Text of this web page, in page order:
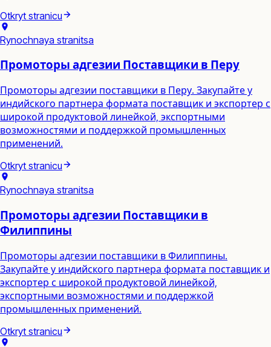
Otkryt stranicu
Rynochnaya stranitsa
Промоторы адгезии Поставщики в Перу
Промоторы адгезии поставщики в Перу. Закупайте у
индийского партнера формата поставщик и экспортер с
широкой продуктовой линейкой, экспортными
возможностями и поддержкой промышленных
применений.
Otkryt stranicu
Rynochnaya stranitsa
Промоторы адгезии Поставщики в
Филиппины
Промоторы адгезии поставщики в Филиппины.
Закупайте у индийского партнера формата поставщик и
экспортер с широкой продуктовой линейкой,
экспортными возможностями и поддержкой
промышленных применений.
Otkryt stranicu